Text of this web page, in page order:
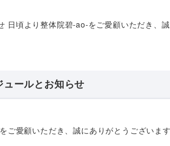
日頃より整体院碧-ao-をご愛顧いただき、
ールとお知らせ
ご愛顧いただき、誠にありがとうございま